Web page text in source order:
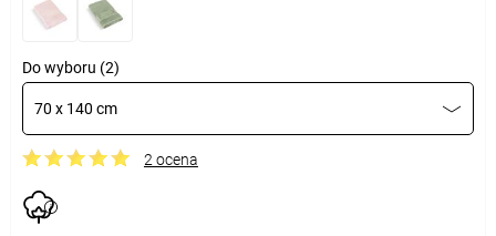
Do wyboru (2)
70 x 140 cm
2 ocena